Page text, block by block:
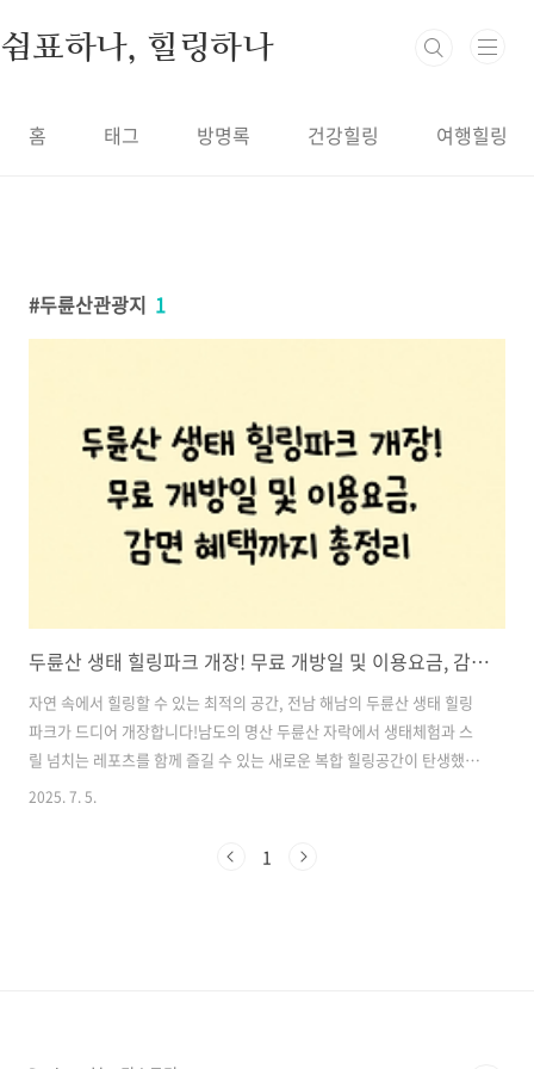
쉼표하나, 힐링하나
홈 태그 방명록 건강힐링 여행힐링
두륜산관광지 1
두륜산 생태 힐링파크 개장! 무료 개방일 및 이용요금, 감면 혜택까지 총정리
자연 속에서 힐링할 수 있는 최적의 공간, 전남 해남의 두륜산 생태 힐링
파크가 드디어 개장합니다!남도의 명산 두륜산 자락에서 생태체험과 스
릴 넘치는 레포츠를 함께 즐길 수 있는 새로운 복합 힐링공간이 탄생했는
데요.특히 2025년 7월 1일 단 하루, 전면 무료 개방까지 진행된다고 하니
치, 주요 시설, 운영시간, 요금, 감면 혜택, 문의처까지 한눈에 보기 쉽게
2025. 7. 5.
1